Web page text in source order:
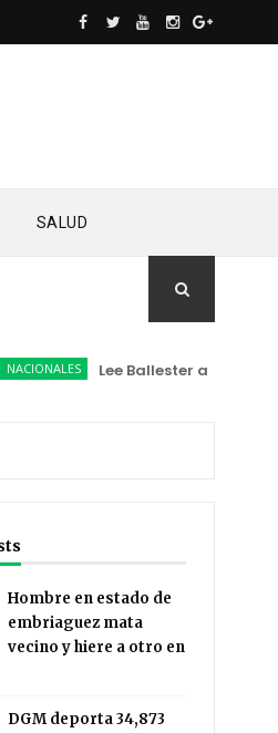
SALUD
Lee Ballester a los que se
Hombre en estado de
embriaguez mata
vecino y hiere a otro en
DGM deporta 34,873